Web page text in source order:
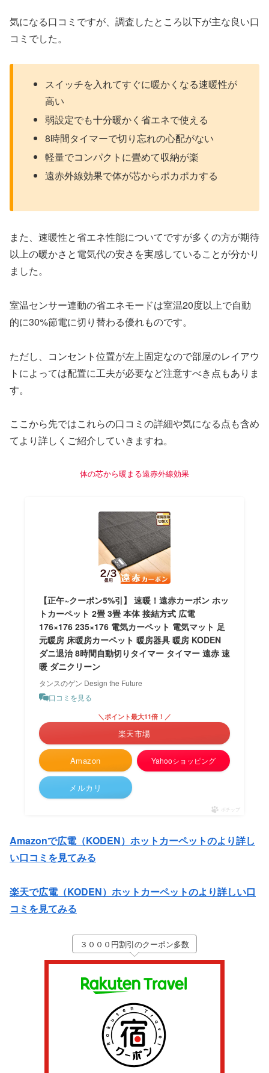
気になる口コミですが、調査したところ以下が主な良い口
コミでした。
スイッチを入れてすぐに暖かくなる速暖性が
高い
弱設定でも十分暖かく省エネで使える
8時間タイマーで切り忘れの心配がない
軽量でコンパクトに畳めて収納が楽
遠赤外線効果で体が芯からポカポカする
また、速暖性と省エネ性能についてですが多くの方が期待
以上の暖かさと電気代の安さを実感していることが分かり
ました。
室温センサー連動の省エネモードは室温20度以上で自動
的に30%節電に切り替わる優れものです。
ただし、コンセント位置が左上固定なので部屋のレイアウ
トによっては配置に工夫が必要など注意すべき点もありま
す。
ここから先ではこれらの口コミの詳細や気になる点も含め
てより詳しくご紹介していきますね。
体の芯から暖まる遠赤外線効果
【正午~クーポン5%引】 速暖！遠赤カーボン ホッ
トカーペット 2畳 3畳 本体 接結方式 広電
176×176 235×176 電気カーペット 電気マット 足
元暖房 床暖房カーペット 暖房器具 暖房 KODEN
ダニ退治 8時間自動切りタイマー タイマー 遠赤 速
暖 ダニクリーン
タンスのゲン Design the Future
口コミを見る
Amazon
＼ポイント最大11倍！／
楽天市場
Yahooショッピング
メルカリ
ポチップ
Amazonで広電（KODEN）ホットカーペットのより詳し
い口コミを見てみる
楽天で広電（KODEN）ホットカーペットのより詳しい口
コミを見てみる
３０００円割引のクーポン多数